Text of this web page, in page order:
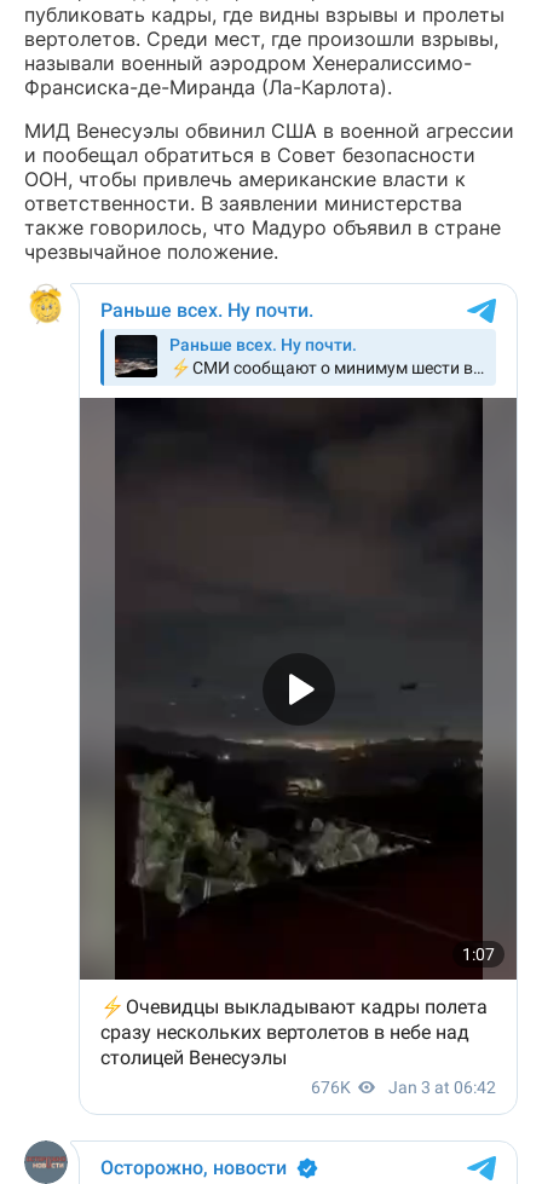
публиковать кадры, где видны взрывы и пролеты
вертолетов. Среди мест, где произошли взрывы,
называли военный аэродром Хенералиссимо-
Франсиска-де-Миранда (Ла-Карлота).
МИД Венесуэлы обвинил США в военной агрессии
и пообещал обратиться в Совет безопасности
ООН, чтобы привлечь американские власти к
ответственности. В заявлении министерства
также говорилось, что Мадуро объявил в стране
чрезвычайное положение.